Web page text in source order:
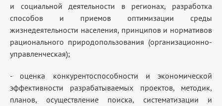
и социальной деятельности в регионах, разработка
способов и приемов оптимизации среды
жизнедеятельности населения, принципов и нормативов
рационального природопользования (организационно-
управленческая);
- оценка конкурентоспособности и экономической
эффективности разрабатываемых проектов, методик,
планов, осуществление поиска, систематизации и